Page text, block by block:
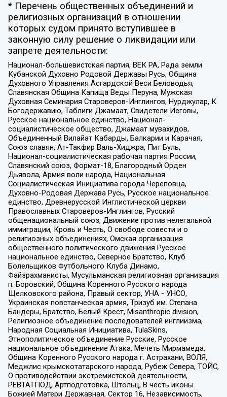
* Перечень общественных объединений и
религиозных организаций в отношении
которых судом принято вступившее в
законную силу решение о ликвидации или
запрете деятельности:
Национал-большевистская партия, ВЕК РА, Рада земли
Кубанской Духовно Родовой Державы Русь, Община
Духовного Управления Асгардской Веси Беловодья,
Славянская Община Капища Веды Перуна, Мужская
Духовная Семинария Староверов-Инглингов, Нурджулар, К
Богодержавию, Таблиги Джамаат, Свидетели Иеговы,
Русское национальное единство, Национал-
социалистическое общество, Джамаат мувахидов,
Объединенный Вилайат Кабарды, Балкарии и Карачая,
Союз славян, Ат-Такфир Валь-Хиджра, Пит Буль,
Национал-социалистическая рабочая партия России,
Славянский союз, Формат-18, Благородный Орден
Дьявола, Армия воли народа, Национальная
Социалистическая Инициатива города Череповца,
Духовно-Родовая Держава Русь, Русское национальное
единство, Древнерусской Инглистической церкви
Православных Староверов-Инглингов, Русский
общенациональный союз, Движение против нелегальной
иммиграции, Кровь и Честь, О свободе совести и о
религиозных объединениях, Омская организация
общественного политического движения Русское
национальное единство, Северное Братство, Клуб
Болельщиков Футбольного Клуба Динамо,
Файзрахманисты, Мусульманская религиозная организация
п. Боровский, Община Коренного Русского народа
Щелковского района, Правый сектор, УНА - УНСО,
Украинская повстанческая армия, Тризуб им. Степана
Бандеры, Братство, Белый Крест, Misanthropic division,
Религиозное объединение последователей инглиизма,
Народная Социальная Инициатива, TulaSkins,
Этнополитическое объединение Русские, Русское
национальное объединение Атака, Мечеть Мирмамеда,
Община Коренного Русского народа г. Астрахани, ВОЛЯ,
Меджлис крымскотатарского народа, Рубеж Севера, ТОЙС,
О противодействии экстремистской деятельности,
РЕВТАТПОД, Артподготовка, Штольц, В честь иконы
Божией Матери Державная, Сектор 16, Независимость,